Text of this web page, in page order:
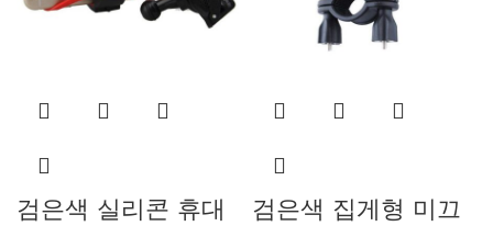
검은색 실리콘 휴대
검은색 집게형 미끄